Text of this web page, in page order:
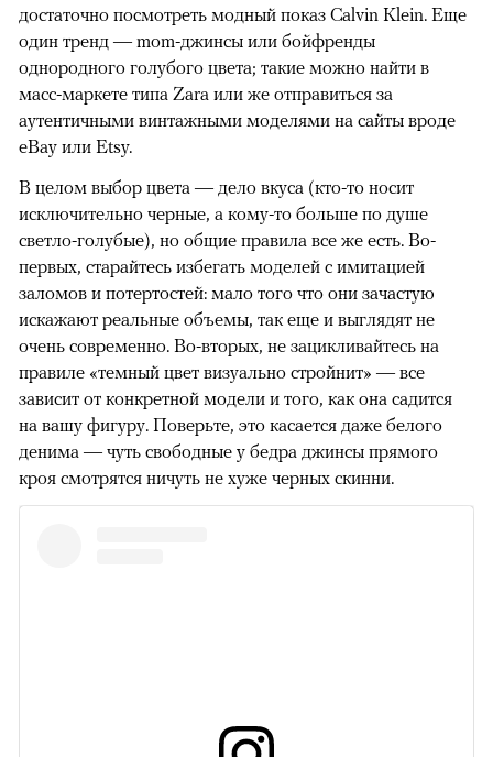
достаточно посмотреть модный показ Calvin Klein. Еще
один тренд — mom-джинсы или бойфренды
однородного голубого цвета; такие можно найти в
масс-маркете типа Zara или же отправиться за
аутентичными винтажными моделями на сайты вроде
eBay или Etsy.
В целом выбор цвета — дело вкуса (кто-то носит
исключительно черные, а кому-то больше по душе
светло-голубые), но общие правила все же есть. Во-
первых, старайтесь избегать моделей с имитацией
заломов и потертостей: мало того что они зачастую
искажают реальные объемы, так еще и выглядят не
очень современно. Во-вторых, не зацикливайтесь на
правиле «темный цвет визуально стройнит» — все
зависит от конкретной модели и того, как она садится
на вашу фигуру. Поверьте, это касается даже белого
денима — чуть свободные у бедра джинсы прямого
кроя смотрятся ничуть не хуже черных скинни.